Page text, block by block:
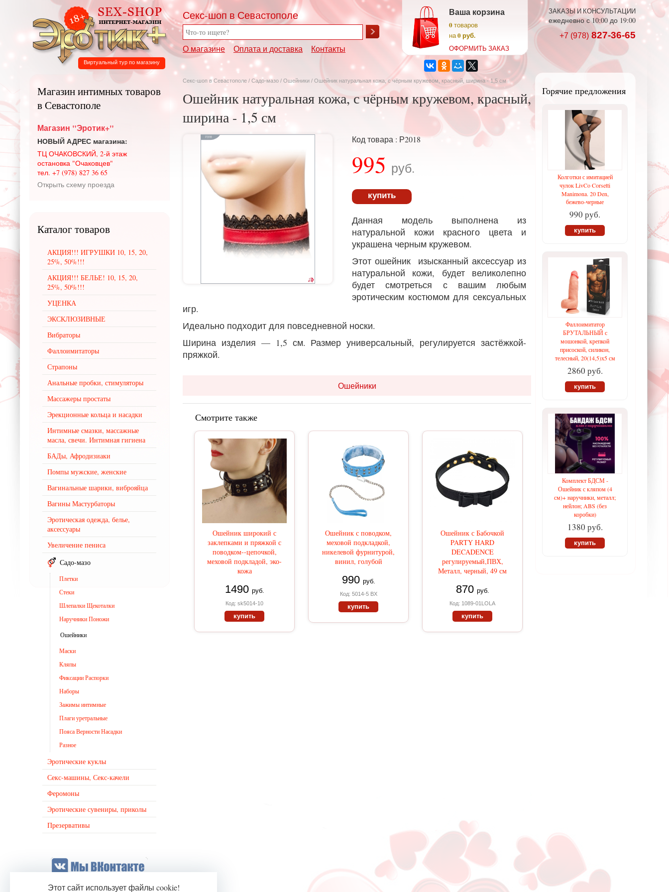
Секс-шоп в Севастополе
О магазине Оплата и доставка Контакты
Ваша корзина
0товаров
на0 руб.
ОФОРМИТЬ ЗАКАЗ
ЗАКАЗЫ И КОНСУЛЬТАЦИИ
ежедневно с 10:00 до 19:00
+7 (978) 827-36-65
Виртуальный тур по магазину
Секс-шоп в Севастополе / Садо-мазо / Ошейники / Ошейник натуральная кожа, с чёрным кружевом, красный, ширина - 1,5 см
Ошейник натуральная кожа, с чёрным кружевом, красный,
ширина - 1,5 см
Код товара : Р2018
995 руб.
купить
Данная модель выполнена из
натуральной кожи красного цвета и
украшена черным кружевом.
Этот ошейник изысканный аксессуар из
натуральной кожи, будет великолепно
будет смотреться с вашим любым
эротическим костюмом для сексуальных
игр.
Идеально подходит для повседневной носки.
Ширина изделия — 1,5 см. Размер универсальный, регулируется застёжкой-
пряжкой.
Ошейники
Смотрите также
Ошейник широкий с
заклепками и пряжкой с
поводком--цепочкой,
меховой подкладой, эко-
кожа
1490 руб.
Код: sk5014-10
купить
Ошейник с поводком,
меховой подкладкой,
никелевой фурнитурой,
винил, голубой
990 руб.
Код: 5014-5 BX
купить
Ошейник с Бабочкой
PARTY HARD
DECADENCE
регулируемый,ПВХ,
Металл, черный, 49 см
870 руб.
Код: 1089-01LOLA
купить
Горячие предложения
Колготки с имитацией
чулок LivCo Corsetti
Manimona. 20 Den,
бежево-черные
990 руб.
купить
Фаллоимитатор
БРУТАЛЬНЫЙ с
мошонкой, крепкой
присоской, силикон,
телесный, 20(14,5)х5 см
2860 руб.
купить
Комплект БДСМ -
Ошейник с кляпом (4
см)+ наручники, металл;
нейлон; ABS (без
коробки)
1380 руб.
купить
Магазин интимных товаров
в Севастополе
Магазин "Эротик+"
НОВЫЙ АДРЕС магазина:
ТЦ ОЧАКОВСКИЙ, 2-й этаж
остановка "Очаковцев"
тел. +7 (978) 827 36 65
Открыть схему проезда
Каталог товаров
АКЦИЯ!!! ИГРУШКИ 10, 15, 20,
25%, 50%!!!
АКЦИЯ!!! БЕЛЬЕ! 10, 15, 20,
25%, 50%!!!
УЦЕНКА
ЭКСКЛЮЗИВНЫЕ
Вибраторы
Фаллоимитаторы
Страпоны
Анальные пробки, стимуляторы
Массажеры простаты
Эрекционные кольца и насадки
Интимные смазки, массажные
масла, свечи. Интимная гигиена
БАДы, Афродизиаки
Помпы мужские, женские
Вагинальные шарики, виброяйца
Вагины Мастурбаторы
Эротическая одежда, белье,
аксессуары
Увеличение пениса
Садо-мазо
Плетки
Стеки
Шлепалки Щекоталки
Наручники Поножи
Ошейники
Маски
Кляпы
Фиксации Распорки
Наборы
Зажимы интимные
Плаги уретральные
Пояса Верности Насадки
Разное
Эротические куклы
Секс-машины, Секс-качели
Феромоны
Эротические сувениры, приколы
Презервативы
Этот сайт использует файлы cookie!